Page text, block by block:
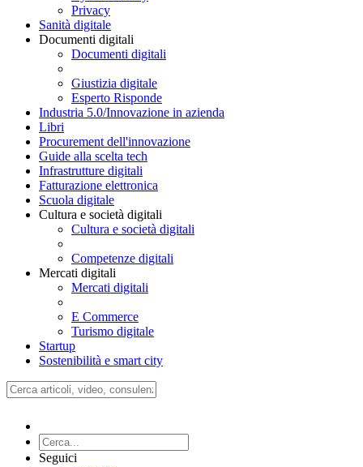
Cyber Security
Privacy
Sanità digitale
Documenti digitali
Documenti digitali
Giustizia digitale
Industria 5.0/Innovazione in azienda
Libri
Procurement dell'innovazione
Guide alla scelta tech
Infrastrutture digitali
Fatturazione elettronica
Scuola digitale
Cultura e società digitali
Cultura e società digitali
Competenze digitali
Mercati digitali
Mercati digitali
E Commerce
Turismo digitale
Sostenibilità e smart city